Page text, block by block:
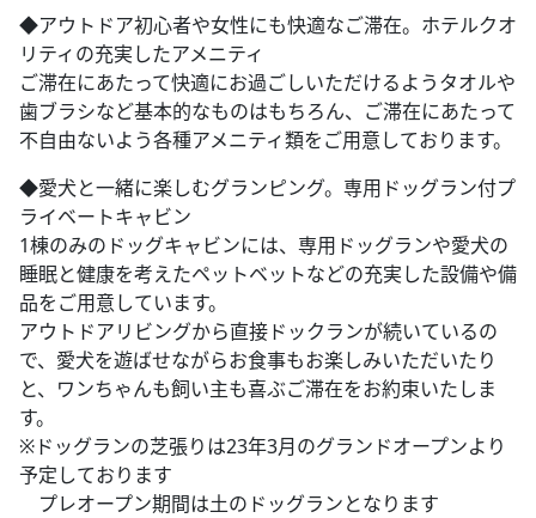
◆​アウトドア初心者や女性にも快適なご滞在。ホテルクオ
リティの充実したアメニティ
ご滞在にあたって快適にお過ごしいただけるようタオルや
歯ブラシなど基本的なものはもちろん、ご滞在にあたって
不自由ないよう各種アメニティ類をご用意しております。
◆愛犬と一緒に楽しむグランピング。専用ドッグラン付プ
ライベートキャビン
1棟のみのドッグキャビンには、専用ドッグランや愛犬の
睡眠と健康を考えたペットベットなどの充実した設備や備
品をご用意しています。
アウトドアリビングから直接ドックランが続いているの
で、愛犬を遊ばせながらお食事もお楽しみいただいたり
と、ワンちゃんも飼い主も喜ぶご滞在をお約束いたしま
す。
※ドッグランの芝張りは23年3月のグランドオープンより
予定しております
プレオープン期間は土のドッグランとなります